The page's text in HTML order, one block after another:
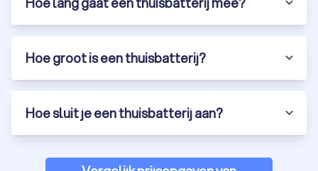
een duurzamere toekomst. Een professionele thuisbatterij
batterij, zodat je optimaal kunt profiteren van je zelf
opgewekte zonne-energie.
Het vergelijken van offertes van verschillende installateurs
kan je helpen om de beste deal te vinden. Trustoo kan gratis
installateurs in Didam. Zo kun je eenvoudig de beste keuze
voordelen van een thuisaccu.
Hoe groot is een thuisbatterij?
Hoe sluit je een thuisbatterij aan?